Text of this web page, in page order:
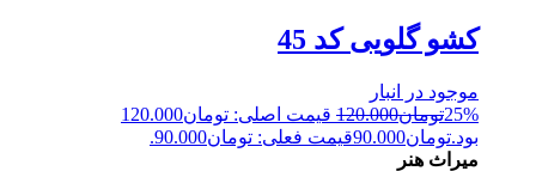
کشو گلویی کد 45
موجود در انبار
25%تومان120.000
قیمت اصلی: تومان120.000
بود.تومان90.000قیمت فعلی: تومان90.000.
میراث هنر